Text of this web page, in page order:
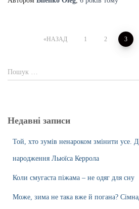
НАЗАД 1 2 3
Пошук …
Недавні записи
Той, хто зумів ненароком змінити усе.
народження Льюїса Керрола
Коли смугаста піжама – не одяг для сну
Може, зима не така вже й погана?